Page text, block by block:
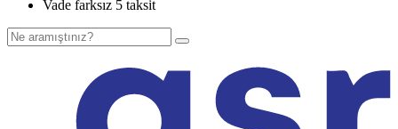
Vade farksız 5 taksit